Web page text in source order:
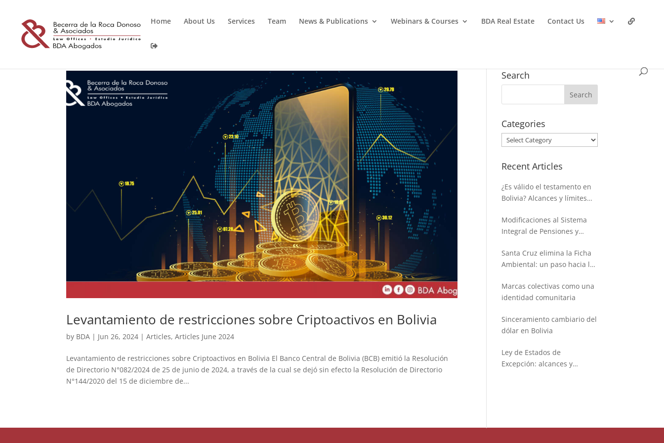
Home About Us Services Team News & Publications Webinars & Courses BDA Real Estate Contact Us
Levantamiento de restricciones sobre Criptoactivos en Bolivia
by BDA | Jun 26, 2024 |Articles,Articles June 2024
Levantamiento de restricciones sobre Criptoactivos en Bolivia El Banco Central de Bolivia (BCB) emitió la Resolución
de Directorio N°082/2024 de 25 de junio de 2024, a través de la cual se dejó sin efecto la Resolución de Directorio
N°144/2020 del 15 de diciembre de...
Search
Categories
Categories
Recent Articles
¿Es válido el testamento en
Bolivia? Alcances y límites
hereditaria
Modificaciones al Sistema
Integral de Pensiones y
Santa Cruz elimina la Ficha
Ambiental: un paso hacia la
Marcas colectivas como una
identidad comunitaria
Sinceramiento cambiario del
dólar en Bolivia
Ley de Estados de
Excepción: alcances y